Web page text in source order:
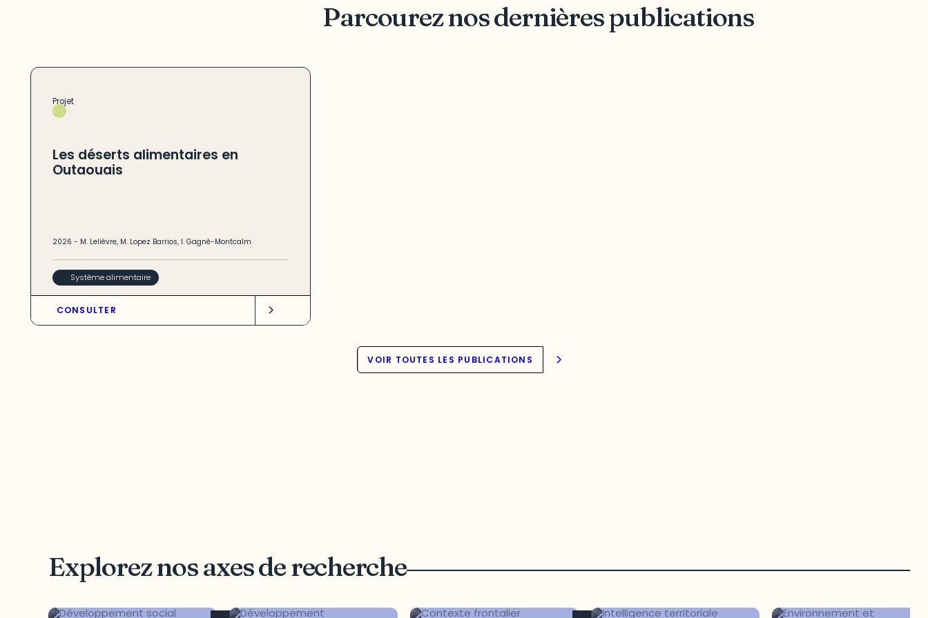
Parcourez nos dernières publications
Projet
Les déserts alimentaires en
Outaouais
2026 - M. Lelièvre, M. Lopez Barrios, I. Gagné-Montcalm
Système alimentaire
CONSULTER
VOIR TOUTES LES PUBLICATIONS
Explorez nos axes de recherche